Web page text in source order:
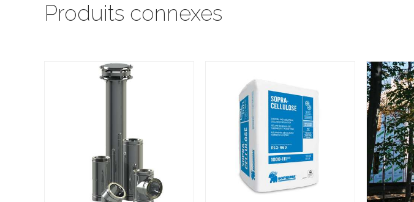
Produits connexes